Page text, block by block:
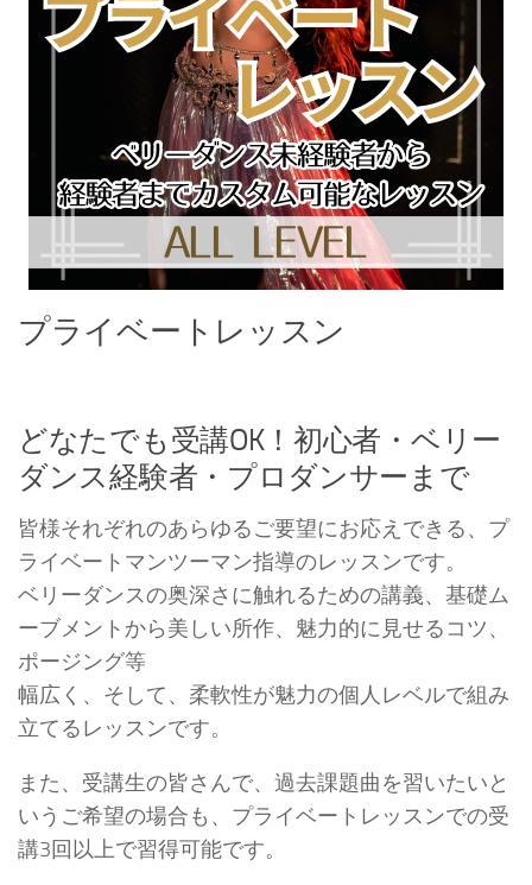
プライベートレッスン
どなたでも受講OK！初心者・ベリー
ダンス経験者・プロダンサーまで
皆様それぞれのあらゆるご要望にお応えできる、プ
ライベートマンツーマン指導のレッスンです。
ベリーダンスの奥深さに触れるための講義、基礎ム
ーブメントから美しい所作、魅力的に見せるコツ、
ポージング等
幅広く、そして、柔軟性が魅力の個人レベルで組み
立てるレッスンです。
また、受講生の皆さんで、過去課題曲を習いたいと
いうご希望の場合も、プライベートレッスンでの受
講3回以上で習得可能です。